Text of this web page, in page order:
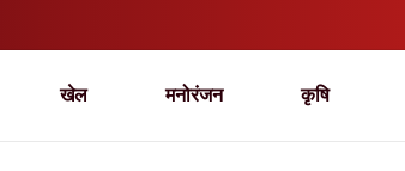
खेल मनोरंजन कृषि